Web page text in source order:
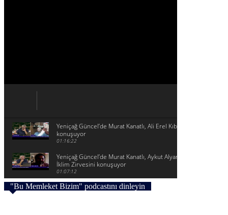
Yeniçağ Güncel’de Murat Kanatlı, Ali Erel Kıbrıs sorununu
konuşuyor
01:16:22
Yeniçağ Güncel’de Murat Kanatlı, Aykut Alyanak ile Halkların
İklim Zirvesini konuşuyor
01:07:12
"Bu Memleket Bizim" podcastını dinleyin